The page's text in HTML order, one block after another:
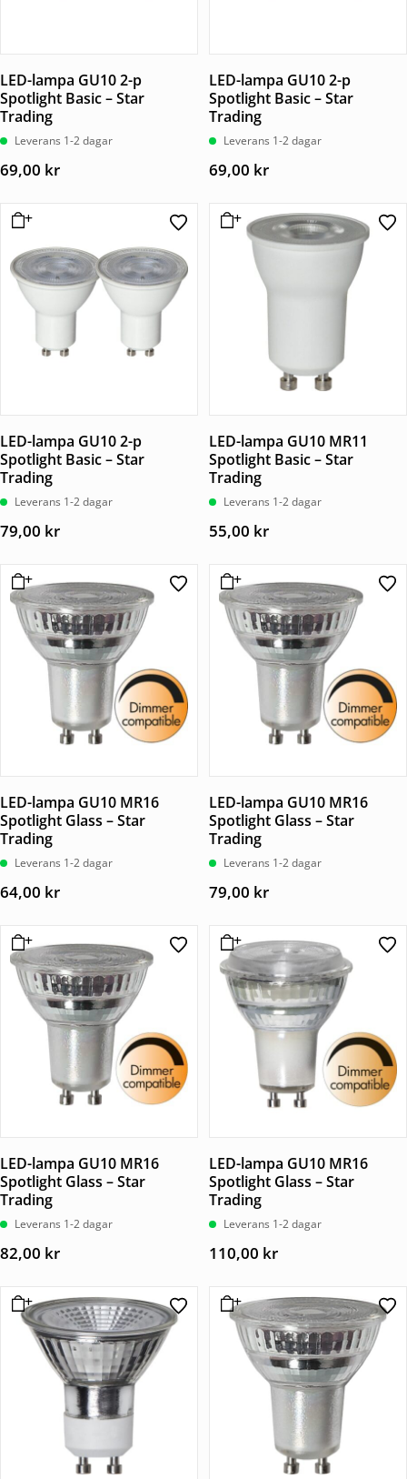
LED-lampa GU10 2-p
Spotlight Basic – Star
Trading
Leverans 1-2 dagar
69,00 kr
LED-lampa GU10 2-p
Spotlight Basic – Star
Trading
Leverans 1-2 dagar
69,00 kr
LED-lampa GU10 2-p
Spotlight Basic – Star
Trading
Leverans 1-2 dagar
79,00 kr
LED-lampa GU10 MR11
Spotlight Basic – Star
Trading
Leverans 1-2 dagar
55,00 kr
LED-lampa GU10 MR16
Spotlight Glass – Star
Trading
Leverans 1-2 dagar
64,00 kr
LED-lampa GU10 MR16
Spotlight Glass – Star
Trading
Leverans 1-2 dagar
79,00 kr
LED-lampa GU10 MR16
Spotlight Glass – Star
Trading
Leverans 1-2 dagar
82,00 kr
LED-lampa GU10 MR16
Spotlight Glass – Star
Trading
Leverans 1-2 dagar
110,00 kr